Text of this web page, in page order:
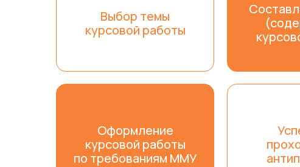
Выбор темы
курсовой работы
Оформление
курсовой работы
по требованиям ММУ